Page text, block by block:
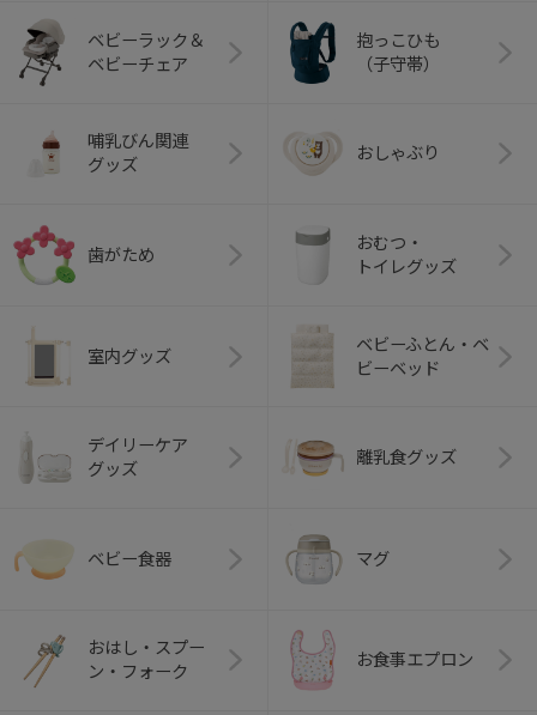
ベビーラック＆
ベビーチェア
抱っこひも
（子守帯）
哺乳びん関連
グッズ
おしゃぶり
歯がため
おむつ・
トイレグッズ
室内グッズ
ベビーふとん・ベ
ビーベッド
デイリーケア
グッズ
離乳食グッズ
ベビー食器 マグ
おはし・スプー
ン・フォーク
お食事エプロン